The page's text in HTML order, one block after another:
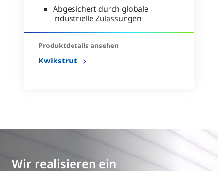
Abgesichert durch globale
industrielle Zulassungen
Produktdetails ansehen
Kwikstrut
Wir realisieren ein